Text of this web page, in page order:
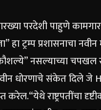
परदेशी पाहुणे कामगार
हा ट्रम्प प्रशासनाचा
नसल्याच्या चपखल
धोरणाचे संकेत दिले जे
करेल.“येथे राष्ट्रपतींचा